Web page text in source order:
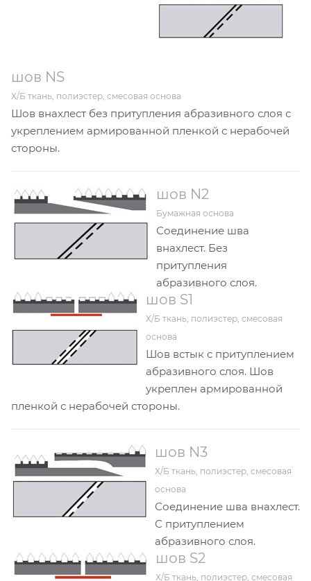
шов NS
Х/Б ткань, полиэстер, смесовая основа
Шов внахлест без притупления абразивного слоя с
укреплением армированной пленкой с нерабочей
стороны.
шов N2
Бумажная основа
Соединение шва
внахлест. Без
притупления
абразивного слоя.
шов S1
Х/Б ткань, полиэстер, смесовая
основа
Шов встык с притуплением
абразивного слоя. Шов
укреплен армированной
пленкой с нерабочей стороны.
шов N3
Х/Б ткань, полиэстер, смесовая
основа
Соединение шва внахлест.
С притуплением
абразивного слоя.
шов S2
Х/Б ткань, полиэстер, смесовая